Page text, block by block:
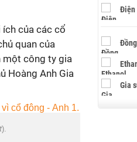
của các cổ
quan của
một công ty gia
Hoàng Anh Gia
).
Điện
Đồng
Gia